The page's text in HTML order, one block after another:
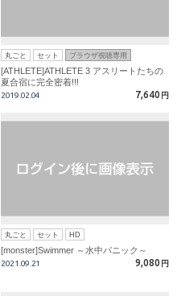
丸ごと セット ブラウザ視聴専用
[ATHLETE]ATHLETE 3 アスリートたちの
夏合宿に完全密着!!!
2019.02.04 7,640 円
丸ごと セット HD
[monster]Swimmer ～水中パニック～
2021.09.21 9,080 円